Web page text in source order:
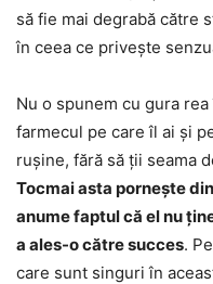
să fie mai degrabă către
în ceea ce privește
Nu o spunem cu gura
farmecul pe care îl ai și
rușine, fără să ții seama
Tocmai asta pornește
anume faptul că el nu
a ales-o către succes.
care sunt singuri în